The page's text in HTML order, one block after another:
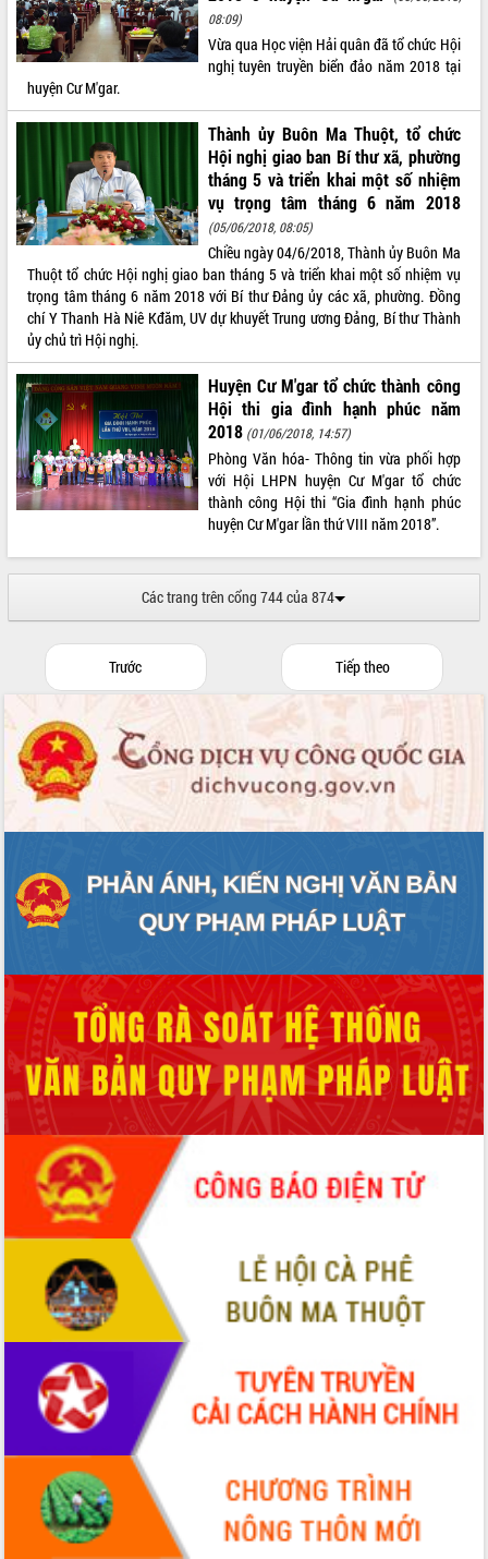
08:09)
Vừa qua Học viện Hải quân đã tổ chức Hội
nghị tuyên truyền biển đảo năm 2018 tại
huyện Cư M'gar.
Thành ủy Buôn Ma Thuột, tổ chức
Hội nghị giao ban Bí thư xã, phường
tháng 5 và triển khai một số nhiệm
vụ trọng tâm tháng 6 năm 2018
(05/06/2018, 08:05)
Chiều ngày 04/6/2018, Thành ủy Buôn Ma
Thuột tổ chức Hội nghị giao ban tháng 5 và triển khai một số nhiệm vụ
trọng tâm tháng 6 năm 2018 với Bí thư Đảng ủy các xã, phường. Đồng
chí Y Thanh Hà Niê Kđăm, UV dự khuyết Trung ương Đảng, Bí thư Thành
ủy chủ trì Hội nghị.
Huyện Cư M'gar tổ chức thành công
Hội thi gia đình hạnh phúc năm
2018 (01/06/2018, 14:57)
Phòng Văn hóa- Thông tin vừa phối hợp
với Hội LHPN huyện Cư M'gar tổ chức
thành công Hội thi “Gia đình hạnh phúc
huyện Cư M'gar lần thứ VIII năm 2018”.
Các trang trên cổng 744 của 874
Trước Tiếp theo